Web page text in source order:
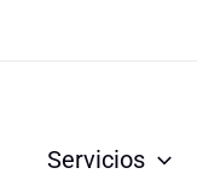
Servicios